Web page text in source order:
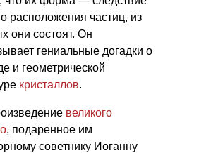
расположения частиц, из
они состоят. Он
гениальные догадки о
и геометрической
кристаллов.
великого
, подаренное им
советнику Иоганну